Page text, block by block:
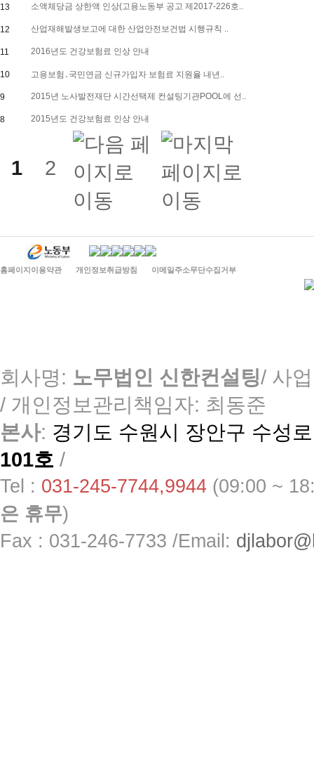
13 소액체당금 상한액 인상(고용노동부 공고 제2017-226호..
12 산업재해발생보고에 대한 산업안전보건법 시행규칙 ..
11 2016년도 건강보험료 인상 안내
10 고용보험․국민연금 신규가입자 보험료 지원율 내년..
9 2015년 노사발전재단 시간선택제 컨설팅기관POOL에 선..
8 2015년도 건강보험료 인상 안내
1 2
홈페이지이용약관 개인정보취급방침 이메일주소무단수집거부
회사명: 노무법인 신한컨설팅/ 사
/ 개인정보관리책임자: 최동준
본사: 경기도 수원시 장안구 수성
101호 /
Tel : 031-245-7744,9944 (09:00 ~
은 휴무)
Fax : 031-246-7733 /Email: